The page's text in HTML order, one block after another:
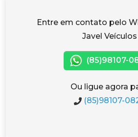
Entre em contato pelo
Javel Veículos
(85)98107-
Ou ligue agora
(85)98107-